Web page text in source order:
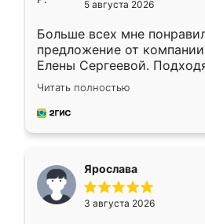
5 августа 2026
Больше всех мне
предложение от
Елены Сергеевой.
короткие сроки
для замера сотрудник
предложил по моему
Читать полностью
Ярослава
3 августа 2026